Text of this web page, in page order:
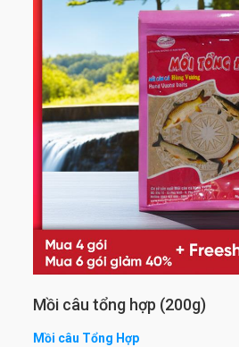
Mồi câu tổng hợp (200g)
Mồi câu Tổng Hợp